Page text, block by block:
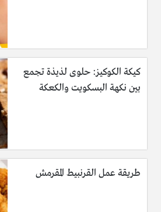
كيكة الكوكيز: حلوى لذيذة تجمع
بين نكهة البسكويت والكعكة
طريقة عمل القرنبيط المقرمش